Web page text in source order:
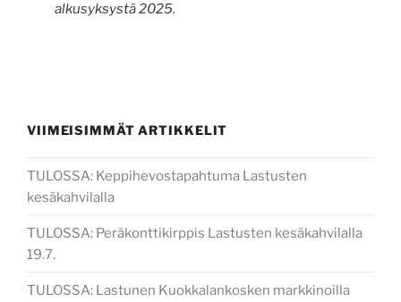
alkusyksystä 2025.
VIIMEISIMMÄT ARTIKKELIT
TULOSSA: Keppihevostapahtuma Lastusten
kesäkahvilalla
TULOSSA: Peräkonttikirppis Lastusten kesäkahvilalla
19.7.
TULOSSA: Lastunen Kuokkalankosken markkinoilla